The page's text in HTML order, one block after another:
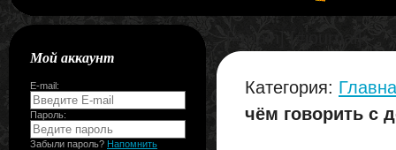
Мой аккаунт
E-mail:
Пароль:
Забыли пароль? Напомнить
Категория:
чём говорить с